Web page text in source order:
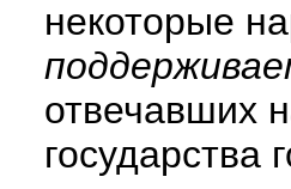
некоторые
отвечавших
государства